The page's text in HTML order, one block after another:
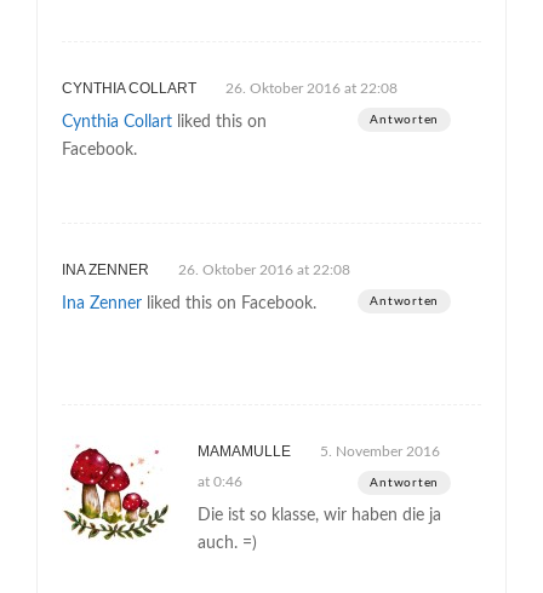
CYNTHIA COLLART 26. Oktober 2016 at 22:08
Antworten
Cynthia Collart liked this on
Facebook.
INA ZENNER 26. Oktober 2016 at 22:08
Antworten
Ina Zenner liked this on Facebook.
MAMAMULLE 5. November 2016
at 0:46 Antworten
Die ist so klasse, wir haben die ja
auch. =)